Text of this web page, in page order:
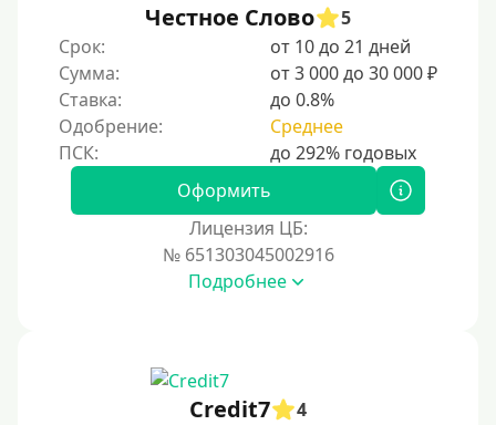
Честное Слово
5
Срок:
от 10 до 21 дней
Сумма:
от 3 000 до 30 000 ₽
Ставка:
до 0.8%
Одобрение:
Среднее
Оформить
Лицензия ЦБ:
№ 651303045002916
Подробнее
Credit7
4